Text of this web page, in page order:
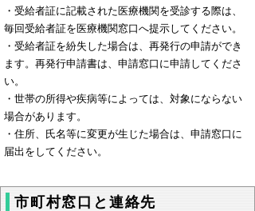
・受給者証に記載された医療機関を受診する際は、
毎回受給者証を医療機関窓口へ提示してください。
・受給者証を紛失した場合は、再発行の申請ができ
ます。再発行申請書は、申請窓口に申請してくださ
い。
・世帯の所得や疾病等によっては、対象にならない
場合があります。
・住所、氏名等に変更が生じた場合は、申請窓口に
届出をしてください。
市町村窓口と連絡先